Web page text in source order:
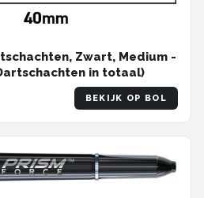
Zwart, Medium -
in totaal)
BEKIJK OP BOL